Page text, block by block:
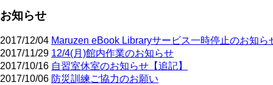
お知らせ
2017/12/04 Maruzen eBook Libraryサービス一時停止のお知ら
2017/11/29 12/4(月)館内作業のお知らせ
2017/10/16 自習室休室のお知らせ【追記】
2017/10/06 防災訓練ご協力のお願い